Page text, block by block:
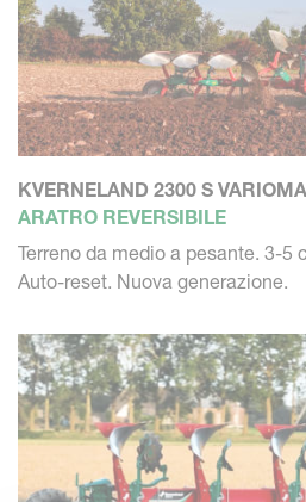
KVERNELAND 2300 S
ARATRO REVERSIBILE
Terreno da medio a pesante. 3-5
Auto-reset. Nuova generazione.